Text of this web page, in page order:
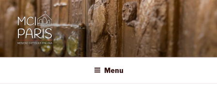
MCI • PARIS
Missione Cattolica Italiana Parigi
Menu